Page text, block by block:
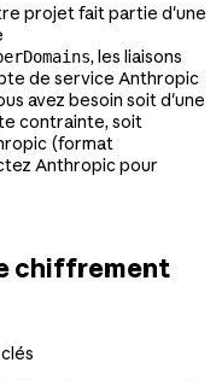
projet fait partie d'une
, les liaisons
de service Anthropic
avez besoin soit d'une
contrainte, soit
(format
Anthropic pour
chiffrement